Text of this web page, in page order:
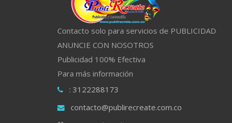
Contacto solo para servicios de PUBLICIDAD
ANUNCIE CON NOSOTROS
Publicidad 100% Efectiva
Para más información
: 3122288173
contacto@publirecreate.com.co